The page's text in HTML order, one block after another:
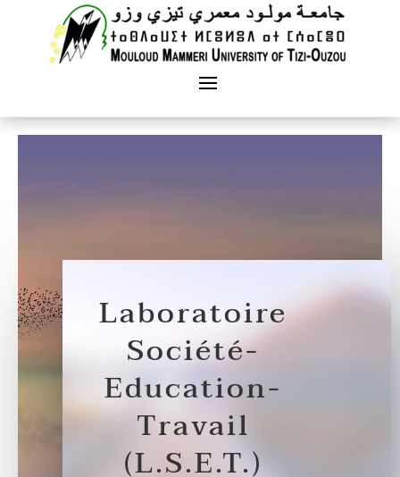
Laboratoire
Société-
Education-
Travail
(L.S.E.T.)